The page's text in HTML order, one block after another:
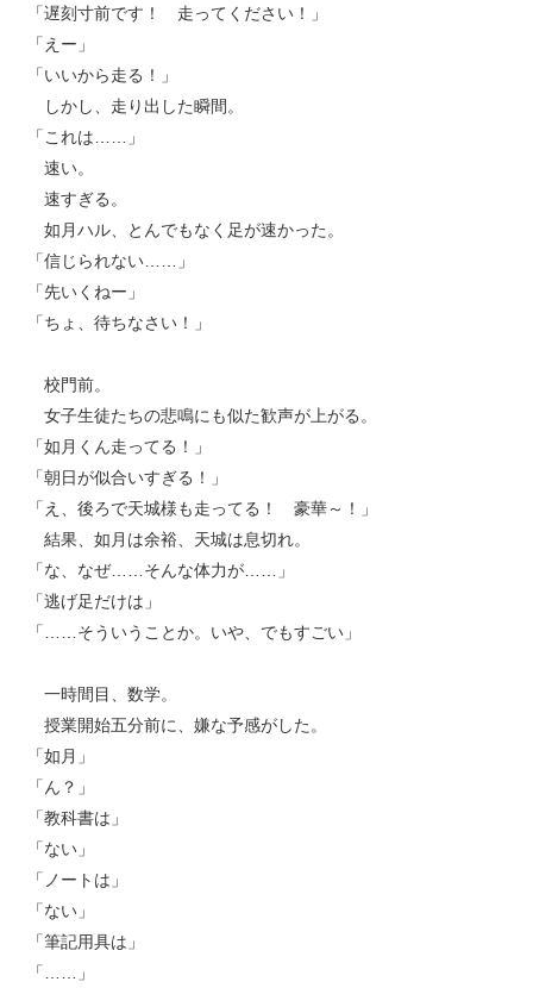
「遅刻寸前です！ 走ってください！」
「えー」
「いいから走る！」
しかし、走り出した瞬間。
「これは……」
速い。
速すぎる。
如月ハル、とんでもなく足が速かった。
「信じられない……」
「先いくねー」
「ちょ、待ちなさい！」
校門前。
女子生徒たちの悲鳴にも似た歓声が上がる。
「如月くん走ってる！」
「朝日が似合いすぎる！」
「え、後ろで天城様も走ってる！ 豪華～！」
結果、如月は余裕、天城は息切れ。
「な、なぜ……そんな体力が……」
「逃げ足だけは」
「……そういうことか。いや、でもすごい」
一時間目、数学。
授業開始五分前に、嫌な予感がした。
「如月」
「ん？」
「教科書は」
「ない」
「ノートは」
「ない」
「筆記用具は」
「……」